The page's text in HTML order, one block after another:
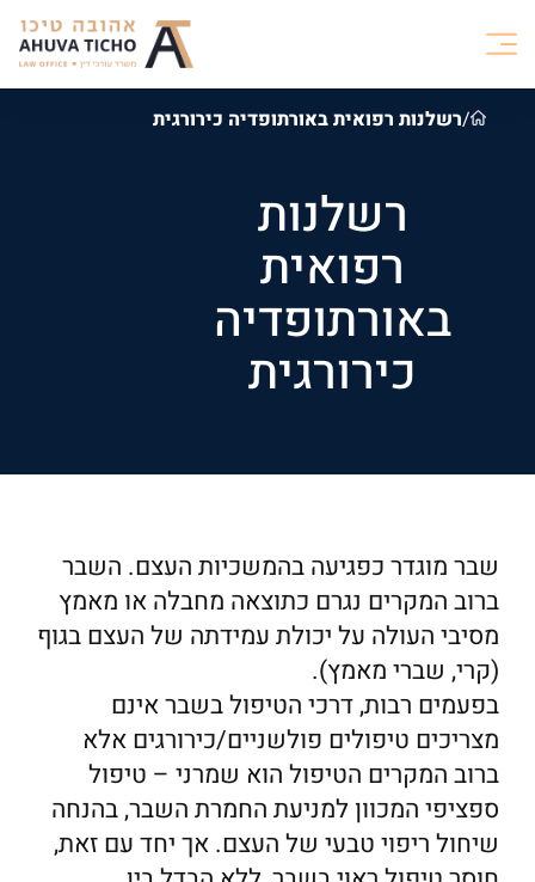
/רשלנות רפואית באורתופדיה כירורגית
רשלנות
רפואית
באורתופדיה
כירורגית
שבר מוגדר כפגיעה בהמשכיות העצם. השבר
ברוב המקרים נגרם כתוצאה מחבלה או מאמץ
מסיבי העולה על יכולת עמידתה של העצם בגוף
(קרי, שברי מאמץ).
בפעמים רבות, דרכי הטיפול בשבר אינם
מצריכים טיפולים פולשניים/כירורגים אלא
ברוב המקרים הטיפול הוא שמרני – טיפול
ספציפי המכוון למניעת החמרת השבר, בהנחה
שיחול ריפוי טבעי של העצם. אך יחד עם זאת,